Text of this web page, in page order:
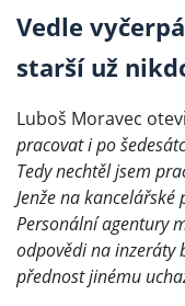
Vedle
starší už
Luboš Moravec
pracovat i po
Tedy nechtěl jsem
Jenže na kancelářské
Personální agentury
odpovědi na inzeráty
přednost jinému